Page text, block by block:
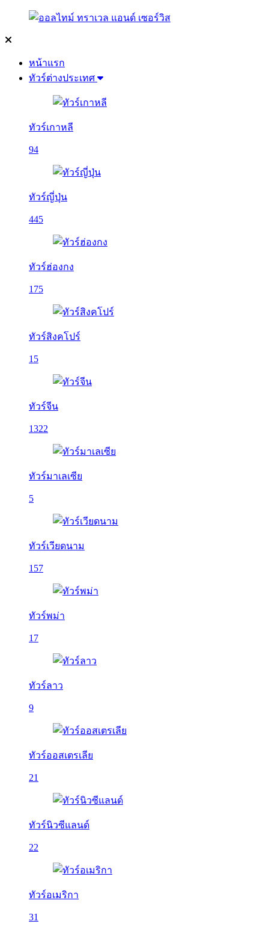
หน้าแรก
ทัวร์ต่างประเทศ
ทัวร์เกาหลี
94
ทัวร์ญี่ปุ่น
445
ทัวร์ฮ่องกง
175
ทัวร์สิงคโปร์
15
ทัวร์จีน
1322
ทัวร์มาเลเซีย
5
ทัวร์เวียดนาม
157
ทัวร์พม่า
17
ทัวร์ลาว
9
ทัวร์ออสเตรเลีย
21
ทัวร์นิวซีแลนด์
22
ทัวร์อเมริกา
31